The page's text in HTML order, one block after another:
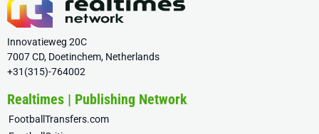
Innovatieweg 20C
7007 CD, Doetinchem, Netherlands
+31(315)-764002
Realtimes | Publishing Network
FootballTransfers.com